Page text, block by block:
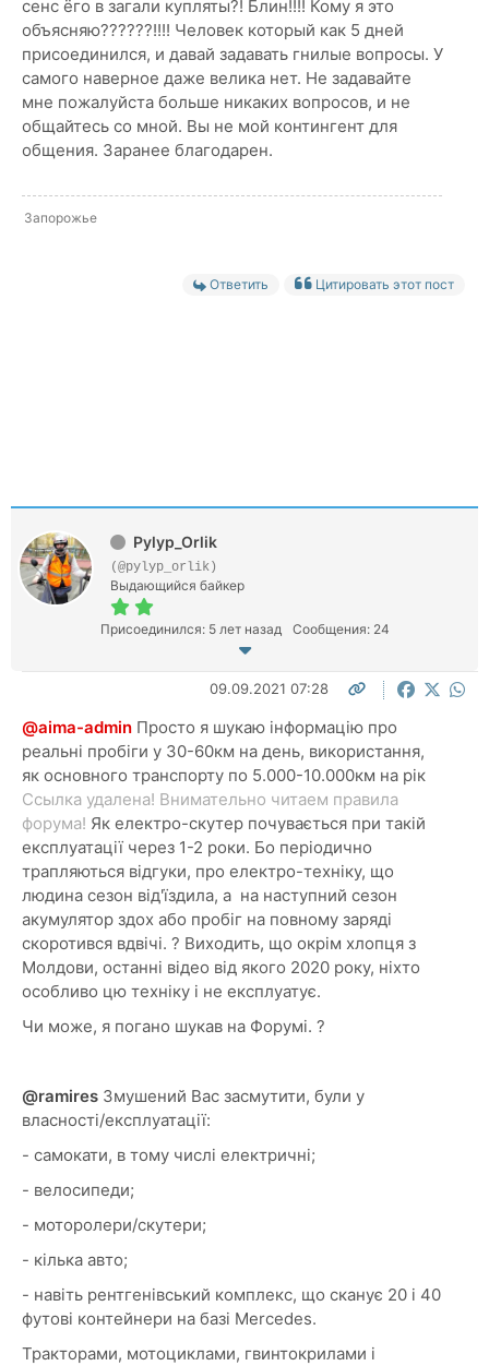
сенс ёго в загали купляты?! Блин!!!! Кому я это
объясняю??????!!!! Человек который как 5 дней
присоединился, и давай задавать гнилые вопросы. У
самого наверное даже велика нет. Не задавайте
мне пожалуйста больше никаких вопросов, и не
общайтесь со мной. Вы не мой контингент для
общения. Заранее благодарен.
Запорожье
Ответить Цитировать этот пост
Pylyp_Orlik
(@pylyp_orlik)
Выдающийся байкер
Присоединился: 5 лет назад Сообщения: 24
09.09.2021 07:28
@aima-admin Просто я шукаю інформацію про
реальні пробіги у 30-60км на день, використання,
як основного транспорту по 5.000-10.000км на рік
Ссылка удалена! Внимательно читаем правила
форума! Як електро-скутер почувається при такій
експлуатації через 1-2 роки. Бо періодично
трапляються відгуки, про електро-техніку, що
людина сезон від'їздила, а на наступний сезон
акумулятор здох або пробіг на повному заряді
скоротився вдвічі. ? Виходить, що окрім хлопця з
Молдови, останні відео від якого 2020 року, ніхто
особливо цю техніку і не експлуатує.
Чи може, я погано шукав на Форумі. ?
@ramires Змушений Вас засмутити, були у
власності/експлуатації:
- самокати, в тому числі електричні;
- велосипеди;
- моторолери/скутери;
- кілька авто;
- навіть рентгенівський комплекс, що сканує 20 і 40
футові контейнери на базі Mercedes.
Тракторами, мотоциклами, гвинтокрилами і